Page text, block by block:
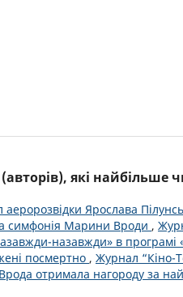
(авторів), які найбільше
аеророзвідки Ярослава
симфонія Марини Вроди ,
назавжди» в програмі
посмертно , Журнал “Кіно-
отримала нагороду за